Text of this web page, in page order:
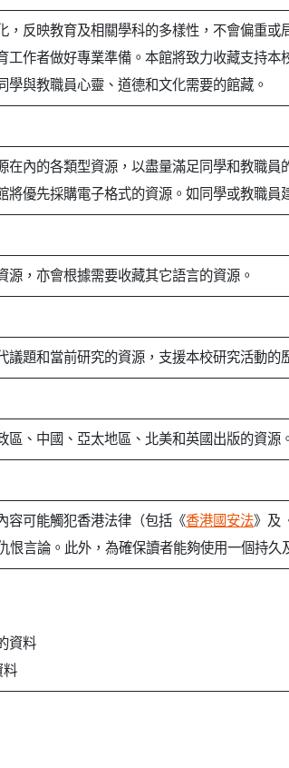
，反映教育及相關學科的多樣性，不會偏重
工作者做好專業準備。本館將致力收藏支持
學與教職員心靈、道德和文化需要的館藏。
在內的各類型資源，以盡量滿足同學和教職員
將優先採購電子格式的資源。如同學或教職員
源，亦會根據需要收藏其它語言的資源。
議題和當前研究的資源，支援本校研究活動的
區、中國、亞太地區、北美和英國出版的資源。
容可能觸犯香港法律（包括《香港國安法》及
恨言論。此外，為確保讀者能夠使用一個持
資料
料